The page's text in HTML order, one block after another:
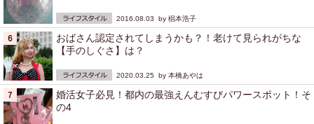
2016.08.03 by 椙本浩子
おばさん認定されてしまうかも？！老けて見られがちな
【手のしぐさ】は？
2020.03.25 by 本橋あやは
婚活女子必見！都内の最強えんむすびパワースポット！そ
の4